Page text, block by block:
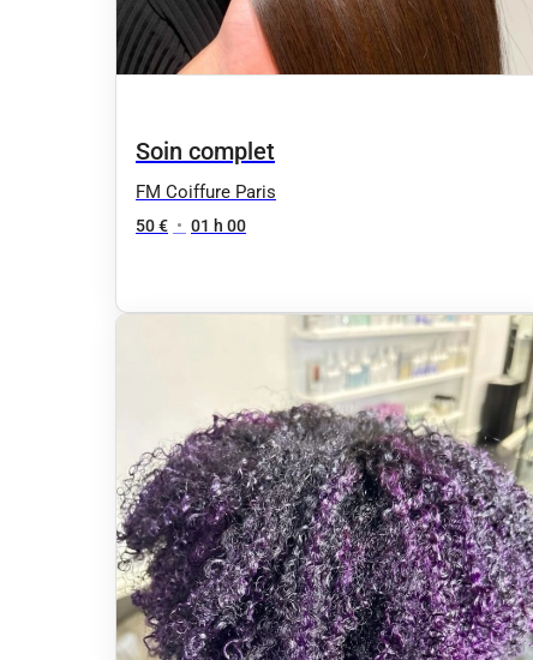
Soin complet
FM Coiffure Paris
50 € • 01 h 00